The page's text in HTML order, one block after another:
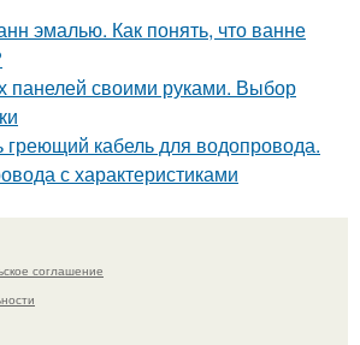
эмалью. Как понять, что ванне
панелей своими руками. Выбор
греющий кабель для водопровода.
с характеристиками
соглашение